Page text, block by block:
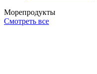
Морепродукты
Смотреть все